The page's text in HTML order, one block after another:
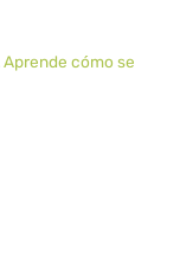
Aprende cómo se